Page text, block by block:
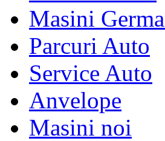
Masini
Parcuri Auto
Service Auto
Anvelope
Masini noi